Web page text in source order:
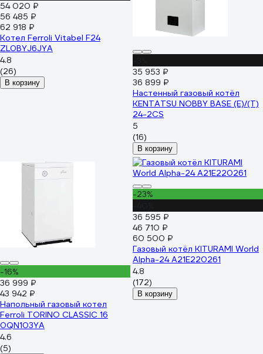
54 020 ₽
56 485 ₽
62 918 ₽
Котел Ferroli Vitabel F24
ZL0BYJ6JYA
4.8
(26)
В корзину
35 953 ₽
36 899 ₽
Настенный газовый котёл
KENTATSU NOBBY BASE (E)/(T)
24-2CS
5
(16)
В корзину
-16%
36 999 ₽
43 942 ₽
Напольный газовый котел
Ferroli TORINO CLASSIC 16
0QN103YA
4.6
(5)
-23%
36 595 ₽
46 710 ₽
60 500 ₽
Газовый котёл KITURAMI World
Alpha-24 A21E220261
4.8
(172)
В корзину